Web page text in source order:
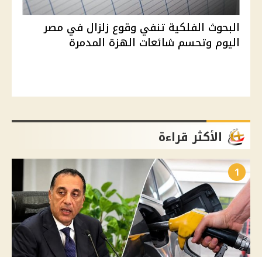
البحوث الفلكية تنفي وقوع زلزال في مصر
اليوم وتحسم شائعات الهزة المدمرة
الأكثر قراءة
1